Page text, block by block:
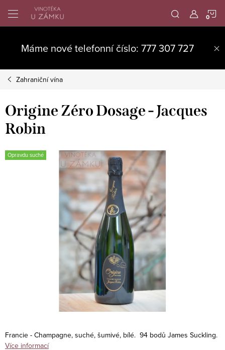
obsah
Máme nové telefonní číslo: 777 307 727
Zahraniční vína
Origine Zéro Dosage - Jacques
Robin
Opravdu suché
Francie - Champagne, suché, šumivé, bílé. 94 bodů James Suckling.
Více informací